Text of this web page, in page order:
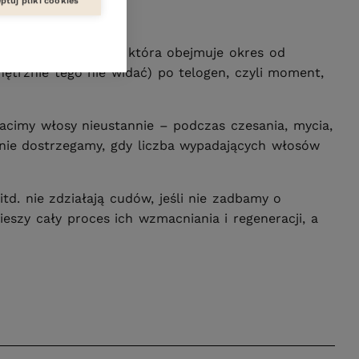
wzrostu włosa, która obejmuje okres od
tego nie widać) po telogen, czyli moment,
włosy nieustannie – podczas czesania, mycia,
dostrzegamy, gdy liczba wypadających włosów
nie zdziałają cudów, jeśli nie zadbamy o
cały proces ich wzmacniania i regeneracji, a